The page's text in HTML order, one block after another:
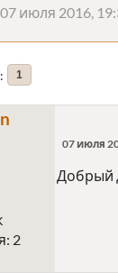
июля 2016,
1
2
07 июля
Добрый